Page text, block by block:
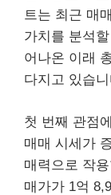
트는 최근 매
가치를 분석
어나온 이래
다지고 있습
첫 번째 관점
매매 시세가
매력으로 작
매가가 1억